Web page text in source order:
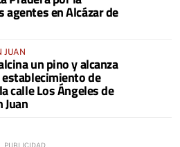
agentes en Alcázar de
JUAN
un pino y alcanza
establecimiento de
calle Los Ángeles de
Juan